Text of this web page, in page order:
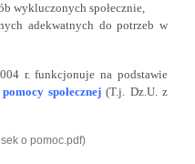
wykluczonych społecznie,
adekwatnych do potrzeb w
r. funkcjonuje na podstawie
społecznej (T.j. Dz.U. z
o pomoc.pdf)